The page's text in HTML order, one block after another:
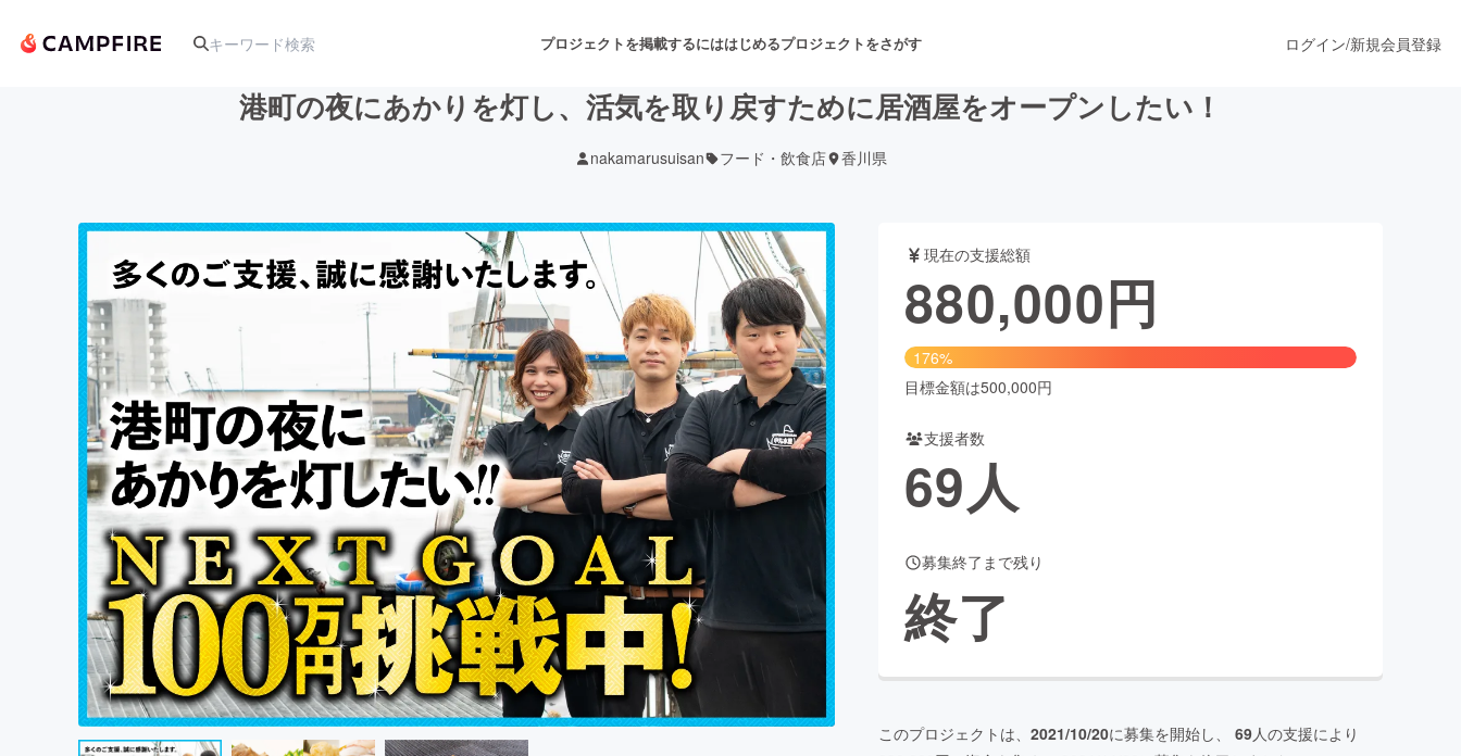
プロジェクトを掲載するにははじめるプロジェクトをさがす
アート・写真 音楽 舞台・パフォーマンス
テクノロジー・ガジェット ゲーム・サービス開発 フード・飲食店 ファッション
映像・映画 書籍・雑誌出版 アニメ・漫画
ビジネス・起業 チャレンジ ビューティー・ヘルスケア
まちづくり・地域活性化
CAMPFIRE for Social Good
CAMPFIRE Creation
CAMPFIREふるさと納税
コミュニティ
ログイン/新規会員登録
港町の夜にあかりを灯し、活気を取り戻すために居酒屋をオープンしたい！
nakamarusuisan フード・飲食店 香川県
現在の支援総額
880,000円
176%
目標金額は500,000円
支援者数
69人
募集終了まで残り
終了
このプロジェクトは、 2021/10/20に募集を開始し、 69人の支援により